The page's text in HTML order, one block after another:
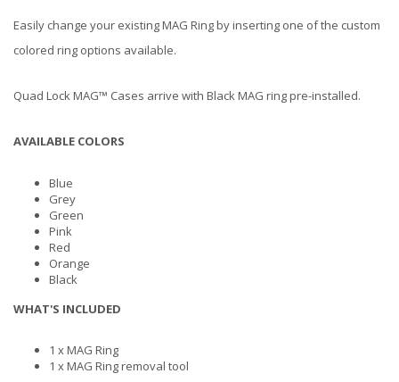
Easily change your existing MAG Ring by inserting one of the custom
colored ring options available.
Quad Lock MAG™ Cases arrive with Black MAG ring pre-installed.
AVAILABLE COLORS
Blue
Grey
Green
Pink
Red
Orange
Black
WHAT'S INCLUDED
1 x MAG Ring
1 x MAG Ring removal tool